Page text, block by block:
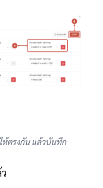
ห้ตรงกัน แล้วบันทึก